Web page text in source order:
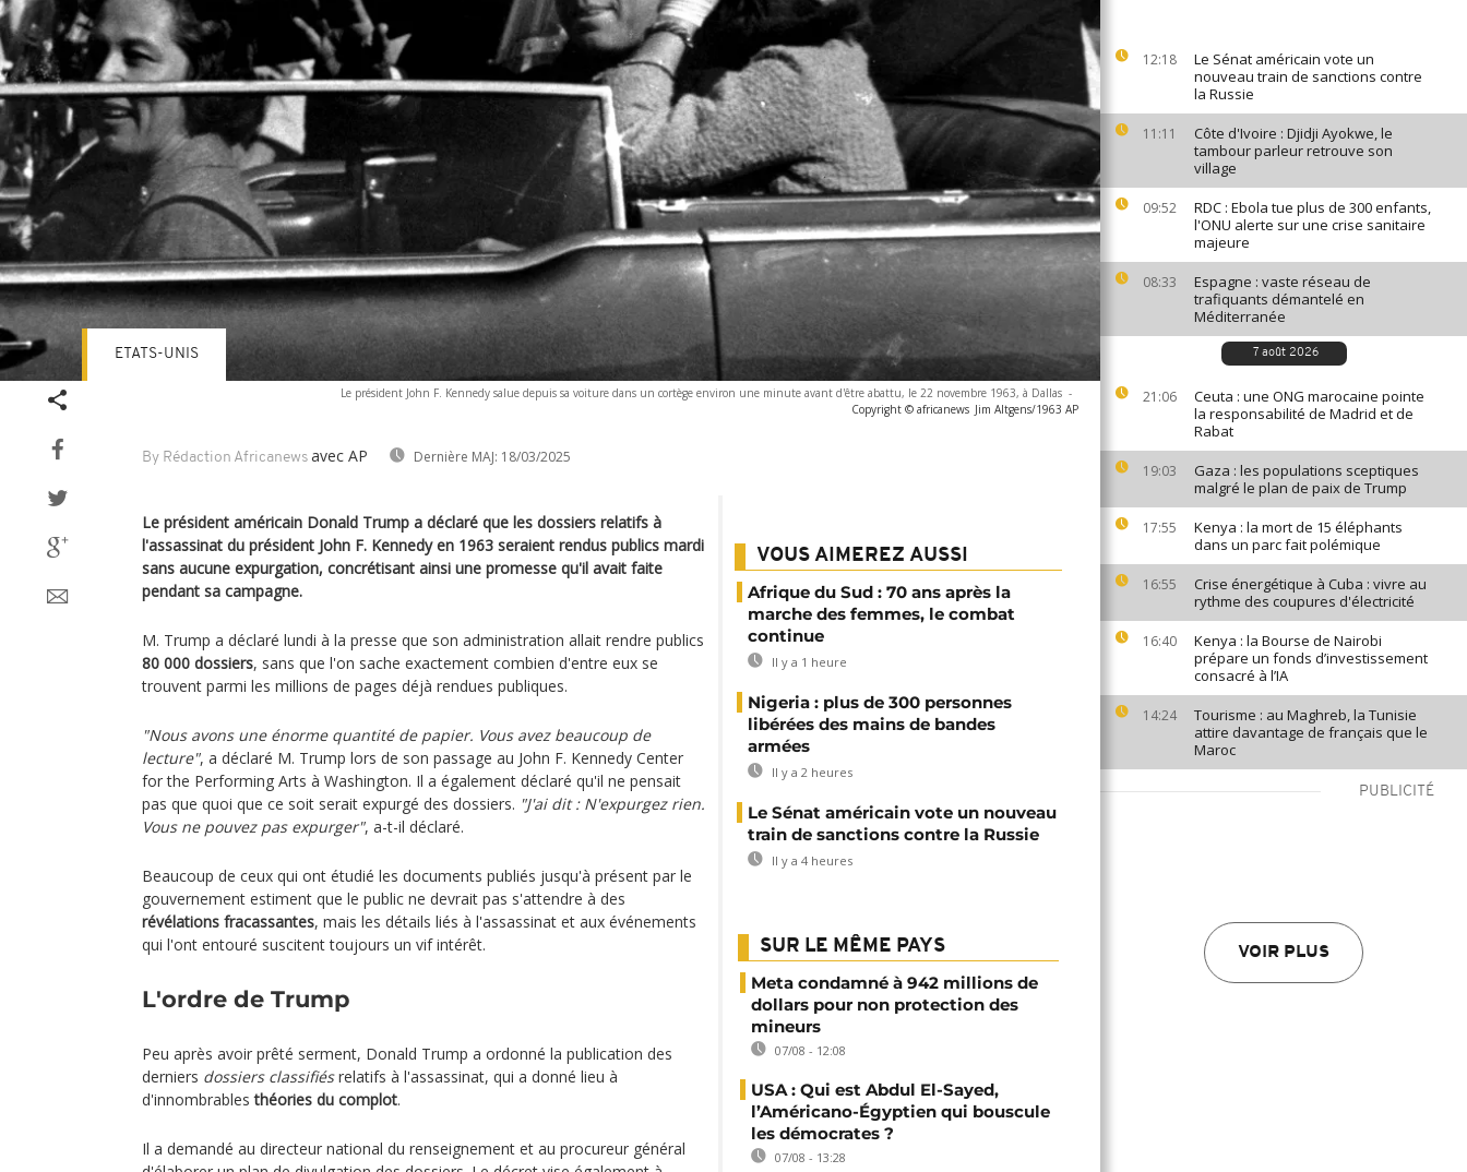
12:18
Le Sénat américain vote un
nouveau train de sanctions contre
la Russie
11:11
Côte d'Ivoire : Djidji Ayokwe, le
tambour parleur retrouve son
village
09:52
RDC : Ebola tue plus de 300 enfants,
l'ONU alerte sur une crise sanitaire
majeure
08:33
Espagne : vaste réseau de
trafiquants démantelé en
Méditerranée
7 août 2026
21:06
Ceuta : une ONG marocaine pointe
la responsabilité de Madrid et de
Rabat
19:03
Gaza : les populations sceptiques
malgré le plan de paix de Trump
17:55
Kenya : la mort de 15 éléphants
dans un parc fait polémique
16:55
Crise énergétique à Cuba : vivre au
rythme des coupures d'électricité
16:40
Kenya : la Bourse de Nairobi
prépare un fonds d’investissement
consacré à l’IA
14:24
Tourisme : au Maghreb, la Tunisie
attire davantage de français que le
Maroc
PUBLICITÉ
VOIR PLUS
Le président John F. Kennedy salue depuis sa voiture dans un cortège environ une minute avant d'être abattu, le 22 novembre 1963, à Dallas -
Copyright © africanews Jim Altgens/1963 AP
By Rédaction Africanews avec AP Dernière MAJ: 18/03/2025
ETATS-UNIS
Le président américain Donald Trump a déclaré que les dossiers relatifs à
l'assassinat du président John F. Kennedy en 1963 seraient rendus publics mardi
sans aucune expurgation, concrétisant ainsi une promesse qu'il avait faite
pendant sa campagne.
M. Trump a déclaré lundi à la presse que son administration allait rendre publics
80 000 dossiers, sans que l'on sache exactement combien d'entre eux se
trouvent parmi les millions de pages déjà rendues publiques.
"Nous avons une énorme quantité de papier. Vous avez beaucoup de
lecture", a déclaré M. Trump lors de son passage au John F. Kennedy Center
for the Performing Arts à Washington. Il a également déclaré qu'il ne pensait
pas que quoi que ce soit serait expurgé des dossiers. "J'ai dit : N'expurgez rien.
Vous ne pouvez pas expurger", a-t-il déclaré.
Beaucoup de ceux qui ont étudié les documents publiés jusqu'à présent par le
gouvernement estiment que le public ne devrait pas s'attendre à des
révélations fracassantes, mais les détails liés à l'assassinat et aux événements
qui l'ont entouré suscitent toujours un vif intérêt.
L'ordre de Trump
Peu après avoir prêté serment, Donald Trump a ordonné la publication des
derniers dossiers classifiésrelatifs à l'assassinat, qui a donné lieu à
d'innombrablesthéories du complot.
Il a demandé au directeur national du renseignement et au procureur général
VOUS AIMEREZ AUSSI
Afrique du Sud : 70 ans après la
marche des femmes, le combat
continue
Il y a 1 heure
Nigeria : plus de 300 personnes
libérées des mains de bandes
armées
Il y a 2 heures
Le Sénat américain vote un nouveau
train de sanctions contre la Russie
Il y a 4 heures
SUR LE MÊME PAYS
Meta condamné à 942 millions de
dollars pour non protection des
mineurs
07/08 - 12:08
USA : Qui est Abdul El-Sayed,
l’Américano-Égyptien qui bouscule
les démocrates ?
07/08 - 13:28